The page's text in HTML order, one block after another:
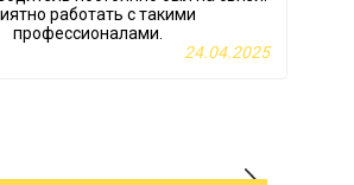
работать с такими
профессионалами.
24.04.2025